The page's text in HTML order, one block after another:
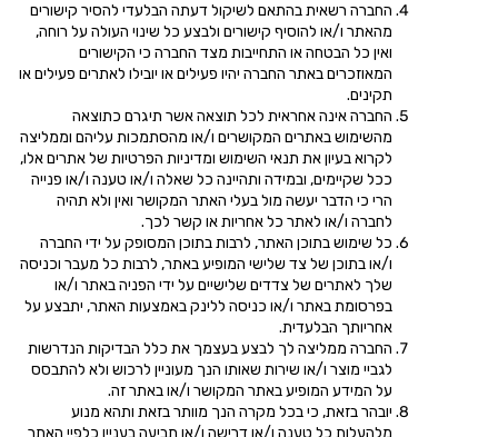
החברה רשאית בהתאם לשיקול דעתה הבלעדי להסיר קישורים
מהאתר ו/או להוסיף קישורים ולבצע כל שינוי העולה על רוחה,
ואין כל הבטחה או התחייבות מצד החברה כי הקישורים
המאוזכרים באתר החברה יהיו פעילים או יובילו לאתרים פעילים או
תקינים.
החברה אינה אחראית לכל תוצאה אשר תיגרם כתוצאה
מהשימוש באתרים המקושרים ו/או מהסתמכות עליהם וממליצה
לקרוא בעיון את תנאי השימוש ומדיניות הפרטיות של אתרים אלו,
ככל שקיימים, ובמידה ותהיינה כל שאלה ו/או טענה ו/או פנייה
הרי כי הדבר יעשה מול בעלי האתר המקושר ואין ולא תהיה
לחברה ו/או לאתר כל אחריות או קשר לכך.
כל שימוש בתוכן האתר, לרבות בתוכן המסופק על ידי החברה
ו/או בתוכן של צד שלישי המופיע באתר, לרבות כל מעבר וכניסה
שלך לאתרים של צדדים שלישיים על ידי הפניה באתר ו/או
בפרסומת באתר ו/או כניסה ללינק באמצעות האתר, יתבצע על
אחריותך הבלעדית.
החברה ממליצה לך לבצע בעצמך את כלל הבדיקות הנדרשות
לגביי מוצר ו/או שירות שאותו הנך מעוניין לרכוש ולא להתבסס
על המידע המופיע באתר המקושר ו/או באתר זה.
יובהר בזאת, כי בכל מקרה הנך מוותר בזאת ותהא מנוע
מלהעלות כל טענה ו/או דרישה ו/או תביעה בעניין כלפיי האתר